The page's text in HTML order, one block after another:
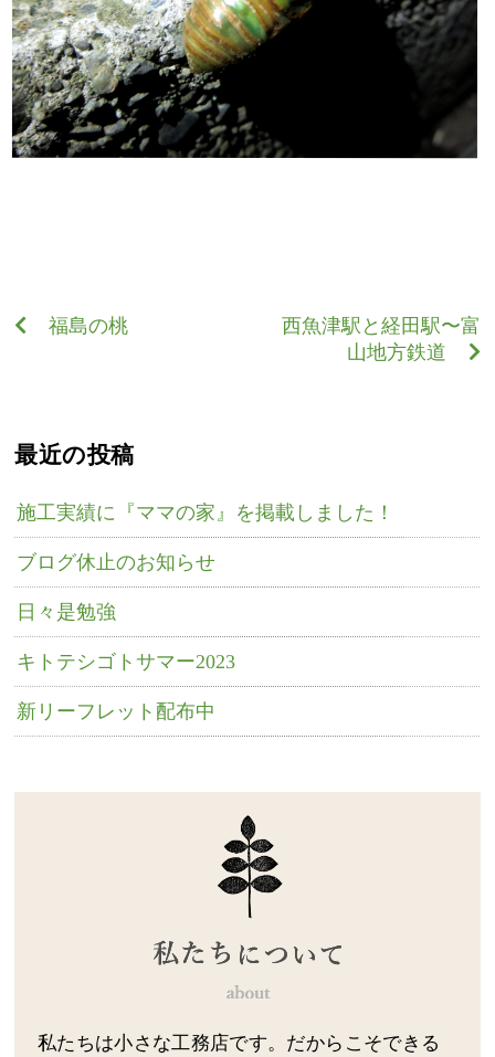
福島の桃
西魚津駅と経田駅〜富
山地方鉄道
最近の投稿
施工実績に『ママの家』を掲載しました！
ブログ休止のお知らせ
日々是勉強
キトテシゴトサマー2023
新リーフレット配布中
私たちは小さな工務店です。だからこそできる